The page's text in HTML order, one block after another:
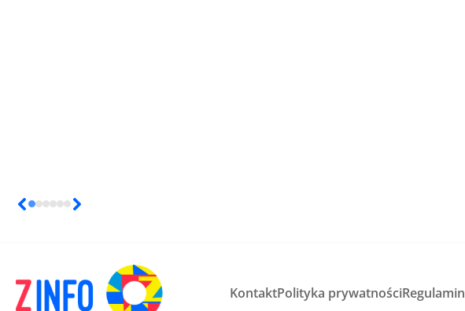
KontaktPolityka prywatnościRegulamin